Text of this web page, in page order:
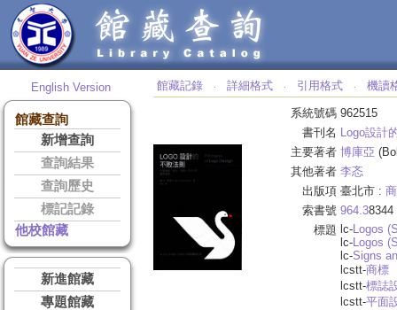
English Version
館藏查詢
新增查詢
查詢結果
查詢歷史
標記記錄
他校館藏
新進館藏
專題館藏
館藏記錄 ‧ 詳細格式 ‧ 引用格式 ‧ 機讀
系統號碼 962515
書刊名 Logo設計
主要著者 博庫亞
其他著者 李忞
出版項 臺北市 :
索書號 964.38344
標題 lc-Logos
lc-Logos
lc-Signs
lcstt-商標
lcstt-標誌
lcstt-平面